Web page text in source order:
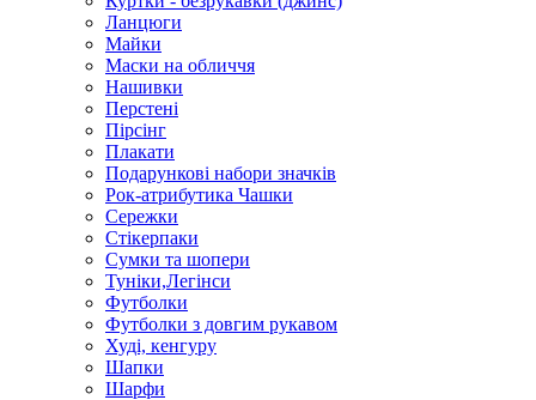
Ланцюги
Майки
Маски на обличчя
Нашивки
Перстені
Пірсінг
Плакати
Подарункові набори значків
Рок-атрибутика Чашки
Сережки
Стікерпаки
Сумки та шопери
Туніки,Легінси
Футболки
Футболки з довгим рукавом
Худі, кенгуру
Шапки
Шарфи